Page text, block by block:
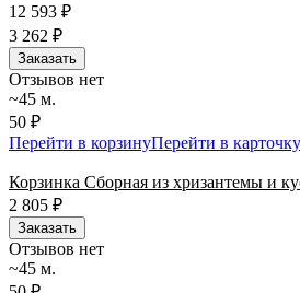
12 593 ₽
3 262 ₽
Заказать
Отзывов нет
~45 м.
50 ₽
Перейти в корзинуПерейти в
Корзинка Сборная из хризантемы и
2 805 ₽
Заказать
Отзывов нет
~45 м.